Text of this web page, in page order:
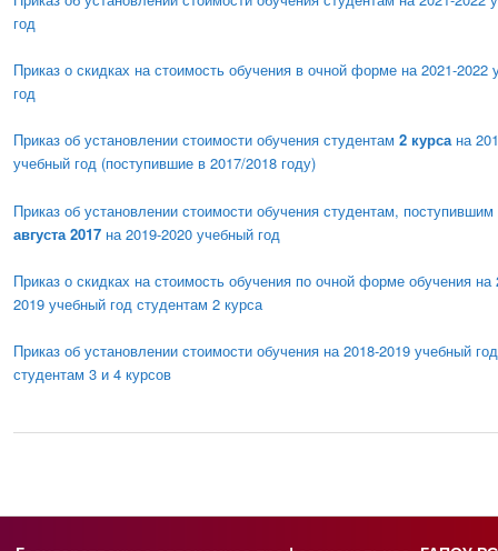
год
Приказ о скидках на стоимость обучения в очной форме на 2021-2022
год
Приказ об установлении стоимости обучения студентам2 курсана
учебный год (поступившие в 2017/2018 году)
Приказ об установлении стоимости обучения студентам,
августа 2017 на 2019-2020 учебный год
Приказ о скидках на стоимость обучения по очной форме обучения на
2019 учебный год студентам 2 курса
Приказ об установлении стоимости обучения на 2018-2019 учебный год
студентам 3 и 4 курсов